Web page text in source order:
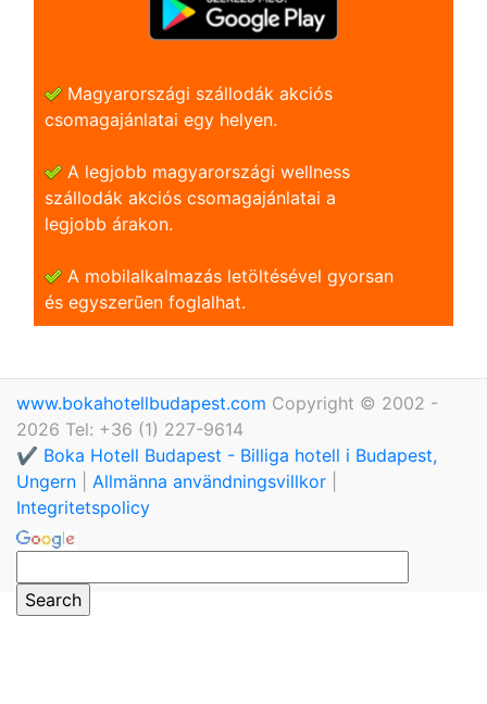
Magyarországi szállodák akciós
csomagajánlatai egy helyen.
A legjobb magyarországi wellness
szállodák akciós csomagajánlatai a
legjobb árakon.
A mobilalkalmazás letöltésével gyorsan
és egyszerũen foglalhat.
www.bokahotellbudapest.com Copyright © 2002 -
2026 Tel: +36 (1) 227-9614
✔️ Boka Hotell Budapest - Billiga hotell i Budapest,
Ungern
Allmänna användningsvillkor
Integritetspolicy